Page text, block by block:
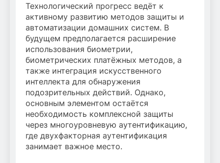
Технологический прогресс ведёт к
активному развитию методов защиты и
автоматизации домашних систем. В
будущем предполагается расширение
использования биометрии,
биометрических платёжных методов, а
также интеграция искусственного
интеллекта для обнаружения
подозрительных действий. Однако,
основным элементом остаётся
необходимость комплексной защиты
через многоуровневую аутентификацию,
где двухфакторная аутентификация
занимает важное место.